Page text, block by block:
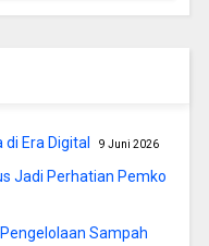
Era Digital 9 Juni 2026
Jadi Perhatian Pemko
Sampah